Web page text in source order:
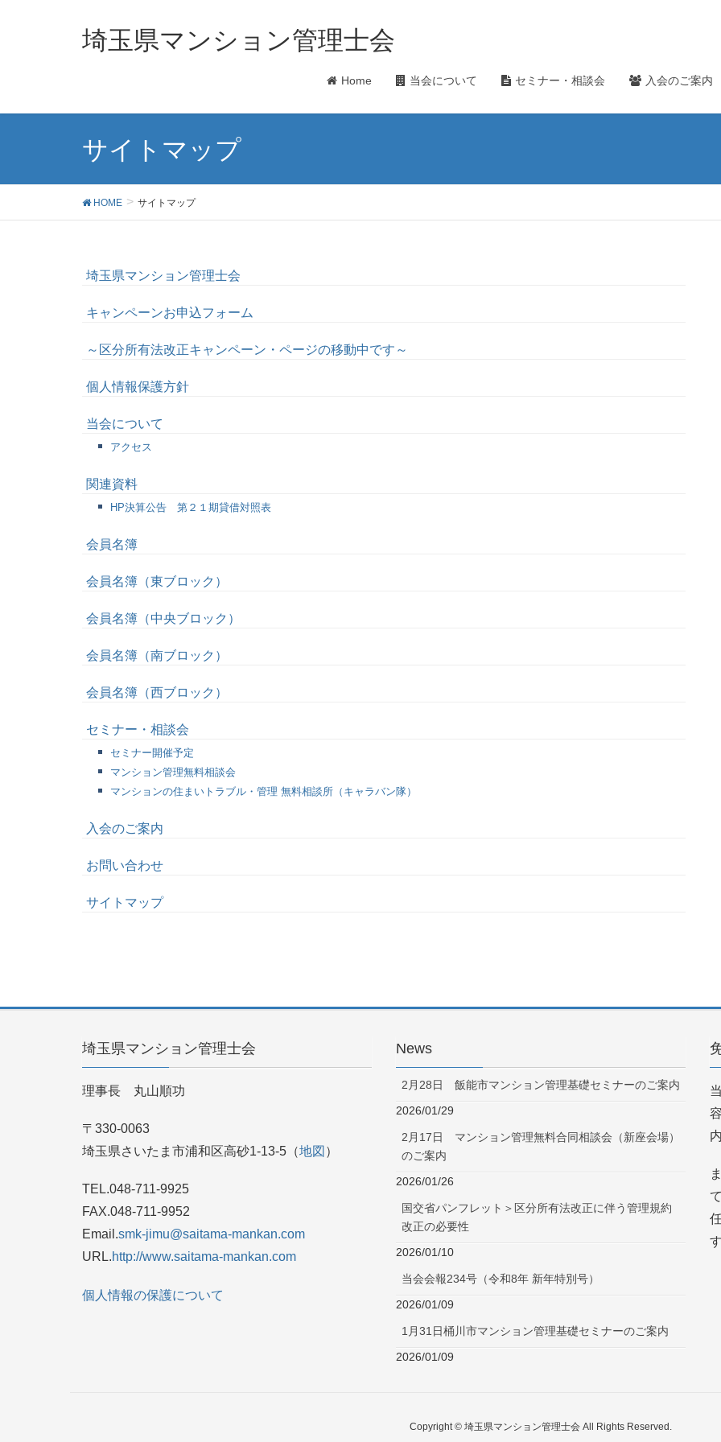
埼玉県マンション管理士会
Home 当会について セミナー・相談会 入会のご案内
サイトマップ
HOME サイトマップ
埼玉県マンション管理士会
キャンペーンお申込フォーム
～区分所有法改正キャンペーン・ページの移動中です～
個人情報保護方針
当会について
アクセス
関連資料
HP決算公告 第２１期貸借対照表
会員名簿
会員名簿（東ブロック）
会員名簿（中央ブロック）
会員名簿（南ブロック）
会員名簿（西ブロック）
セミナー・相談会
セミナー開催予定
マンション管理無料相談会
マンションの住まいトラブル・管理 無料相談所（キャラバン隊）
入会のご案内
お問い合わせ
サイトマップ
埼玉県マンション管理士会
理事長 丸山順功
〒330-0063
埼玉県さいたま市浦和区高砂1-13-5（地図 ）
TEL.048-711-9925
FAX.048-711-9952
Email.smk-jimu@saitama-mankan.com
URL.http://www.saitama-mankan.com
個人情報の保護について
News
2月28日 飯能市マンション管理基礎セミナーのご案内
2026/01/29
2月17日 マンション管理無料合同相談会（新座会場）
のご案内
2026/01/26
国交省パンフレット＞区分所有法改正に伴う管理規約
改正の必要性
2026/01/10
当会会報234号（令和8年 新年特別号）
2026/01/09
1月31日桶川市マンション管理基礎セミナーのご案内
2026/01/09
Copyright © 埼玉県マンション管理士会 All Rights Reserved.